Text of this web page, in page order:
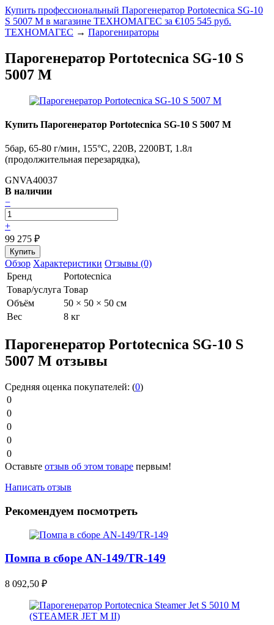
Купить профессиональный Парогенератор Portotecnica SG-10
S 5007 M в магазине ТЕХНОМАГЕС за €105 545 руб.
ТЕХНОМАГЕС → Парогенираторы
Парогенератор Portotecnica SG-10 S
5007 M
Купить Парогенератор Portotecnica SG-10 S 5007 M
5бар, 65-80 г/мин, 155°C, 220В, 2200ВТ, 1.8л
(продолжительная перезарядка),
GNVA40037
В наличии
−
+
99 275 ₽
Обзор Характеристики Отзывы (0)
Бренд
Portotecnica
Товар/услуга Товар
Объём
50 × 50 × 50 см
Вес
8 кг
Парогенератор Portotecnica SG-10 S
5007 M отзывы
Средняя оценка покупателей: (0)
0
0
0
0
0
Оставьте отзыв об этом товаре первым!
Написать отзыв
Рекомендуем посмотреть
Помпа в сборе AN-149/TR-149
8 092,50 ₽